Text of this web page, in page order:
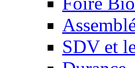
SDV et